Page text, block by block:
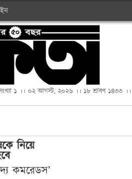
১ ।। ০২ আগস্ট, ২০২৬ ।। ১৮ শ্রাবণ ১৪৩৩ ।।
নিয়ে
কমরেডস’